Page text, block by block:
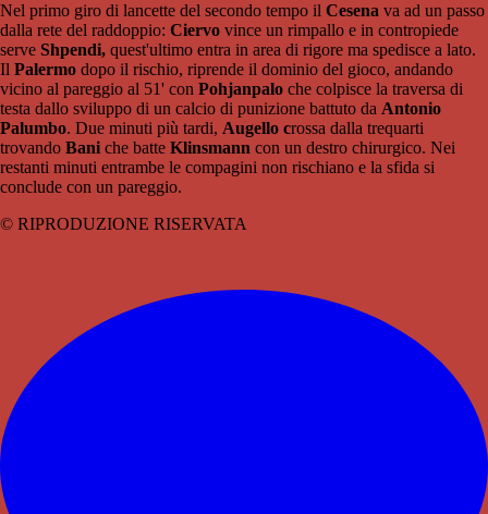
Nel primo giro di lancette del secondo tempo il Cesena va ad un passo
dalla rete del raddoppio: Ciervo vince un rimpallo e in contropiede
serve Shpendi, quest'ultimo entra in area di rigore ma spedisce a lato.
Il Palermo dopo il rischio, riprende il dominio del gioco, andando
vicino al pareggio al 51' con Pohjanpalo che colpisce la traversa di
testa dallo sviluppo di un calcio di punizione battuto da Antonio
Palumbo. Due minuti più tardi, Augello crossa dalla trequarti
trovando Bani che batte Klinsmann con un destro chirurgico. Nei
restanti minuti entrambe le compagini non rischiano e la sfida si
conclude con un pareggio.
© RIPRODUZIONE RISERVATA